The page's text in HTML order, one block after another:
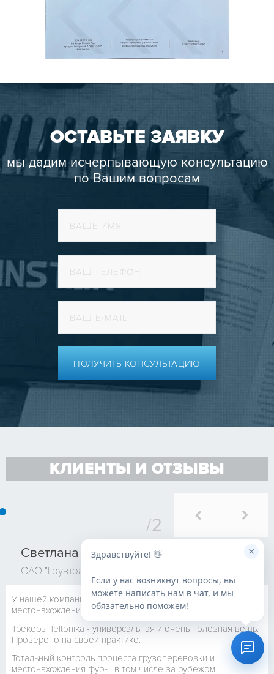
Здравствуйте! 👋
Если у вас возникнут вопросы, вы
можете написать нам в чат, и мы
обязательно поможем!
×
ОСТАВЬТЕ ЗАЯВКУ
мы дадим исчерпывающую консультацию
по Вашим вопросам
ПОЛУЧИТЬ КОНСУЛЬТАЦИЮ
КЛИЕНТЫ И ОТЗЫВЫ
Светлана
ОАО "Грузтранстранзит"
У нашей компании была задача по контролю
местонахождения транспорта с грузом.
Трекеры Teltonika - универсальная и очень полезная вещь.
Проверено на своей практике.
Тотальный контроль процесса грузоперевозки и
местонахождения фуры, в том числе за рубежом.